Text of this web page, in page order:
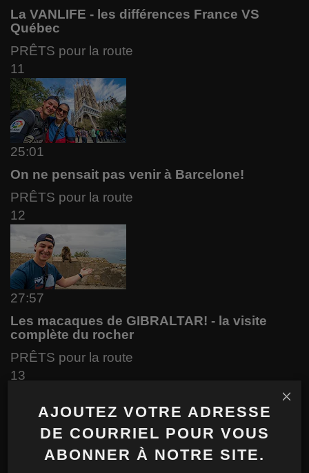
AJOUTEZ VOTRE ADRESSE
DE COURRIEL POUR VOUS
ABONNER À NOTRE SITE.
La VANLIFE - les différences France VS
Québec
PRÊTS pour la route
11
25:01
On ne pensait pas venir à Barcelone!
PRÊTS pour la route
12
27:57
Les macaques de GIBRALTAR! - la visite
complète du rocher
PRÊTS pour la route
13